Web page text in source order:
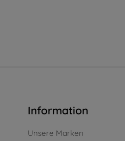
Information
Unsere Marken